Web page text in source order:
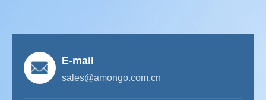
E-mail
sales@amongo.com.cn